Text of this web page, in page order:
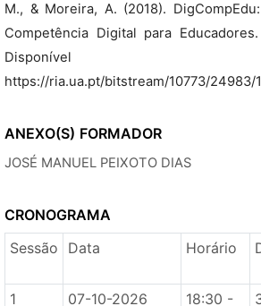
M., & Moreira, A. (2018).
Competência Digital para
https://ria.ua.pt/bitstream/10773/24983/
ANEXO(S) FORMADOR
JOSÉ MANUEL PEIXOTO DIAS
CRONOGRAMA
Sessão
Data Horário
1
07-10-2026
18:30 -